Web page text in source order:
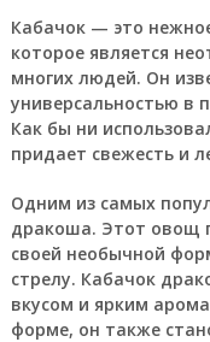
Кабачок — это
которое является
многих людей. Он
универсальностью в
Как бы ни
придает свежесть и
Одним из самых
дракоша. Этот овощ
своей необычной
стрелу. Кабачок
вкусом и ярким
форме, он также